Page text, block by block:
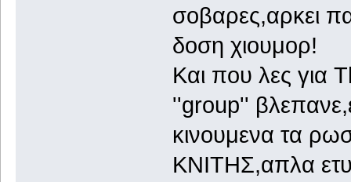
σοβαρες,αρκει
δοση χιουμορ!
Και που λες για
''group''
κινουμενα τα
ΚΝΙΤΗΣ,απλα